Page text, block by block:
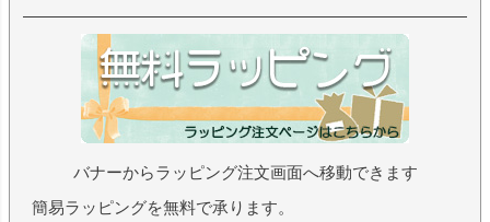
バナーからラッピング注文画面へ移動できます
簡易ラッピングを無料で承ります。